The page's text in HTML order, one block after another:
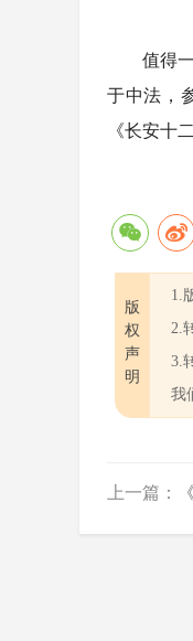
值得
于中法，
《长安十
版
权
声
明
1.
2.
3.
我
上一篇：